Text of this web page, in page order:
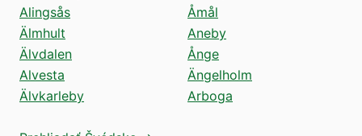
Alingsås
Älmhult
Älvdalen
Alvesta
Älvkarleby
Åmål
Aneby
Ånge
Ängelholm
Arboga